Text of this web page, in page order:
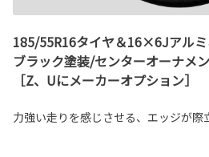
185/55R16タイヤ＆16×6Jアル
ブラック塗装/センターオーナメン
［Z、Uにメーカーオプション］
力強い走りを感じさせる、エッジが際